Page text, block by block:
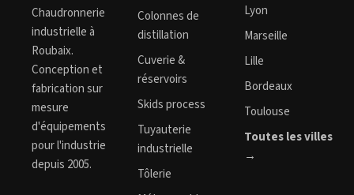
Chaudronnerie
industrielle à
Roubaix.
Conception et
fabrication sur
mesure
d'équipements
pour l'industrie
depuis 2005.
Colonnes de
distillation
Cuverie &
réservoirs
Skids process
Tuyauterie
industrielle
Tôlerie
Lyon
Marseille
Lille
Bordeaux
Toulouse
Toutes les villes
→